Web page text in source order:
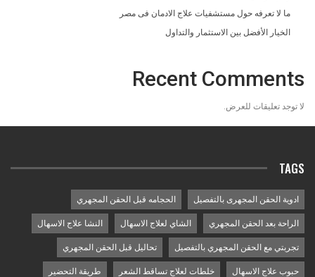
ما لا تعرفه حول مستشفيات علاج الادمان فى مصر
الخيار الأفضل بين الاستثمار والتداول
Recent Comments
لا توجد تعليقات للعرض.
TAGS
ادوية الحقن المجهرى بالتفصيل الحجامه قبل الحقن المجهري
الراحة بعد الحقن المجهري الشاي لعلاج الاسهال النشا علاج الاسهال
تجربتي مع الحقن المجهري بالتفصيل تحاليل قبل الحقن المجهري
حبوب علاج الاسهال خلطات لعلاج تساقط الشعر طريقة التحضير